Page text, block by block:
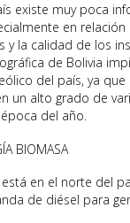
existe muy poca
en relación
y la calidad de los
de Bolivia
del país, ya que
un alto grado de
del año.
BIOMASA
en el norte del
de diésel para